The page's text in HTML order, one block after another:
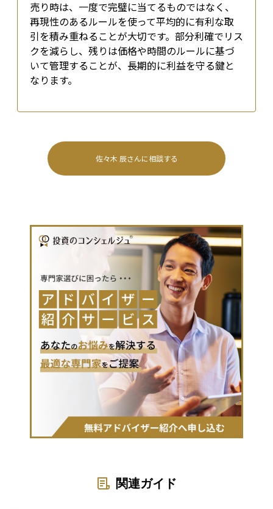
売り時は、一度で完璧に当てるものではなく、
再現性のあるルールを使って平均的に有利な取
引を積み重ねることが大切です。部分利確でリス
クを減らし、残りは価格や時間のルールに基づ
いて管理することが、長期的に利益を守る鍵と
なります。
佐々木 辰さんに相談する
関連ガイド